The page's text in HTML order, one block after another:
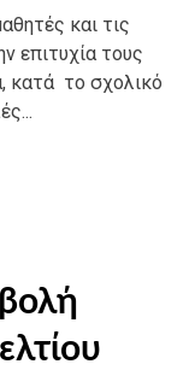
και τις
επιτυχία τους
κατά το σχολικό